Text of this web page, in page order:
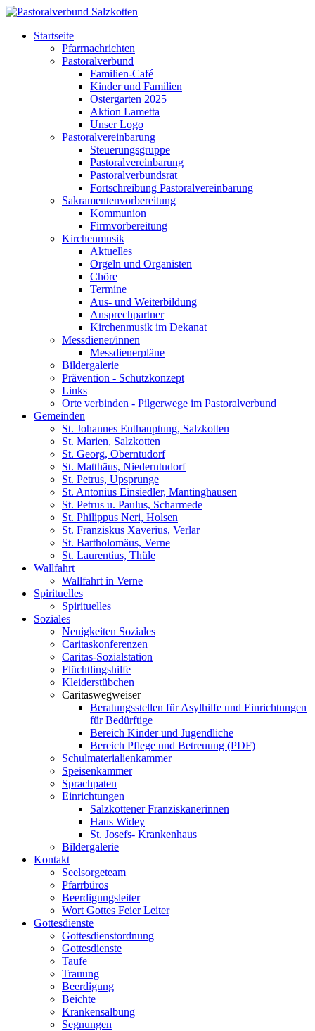
Startseite
Pfarrnachrichten
Pastoralverbund
Familien-Café
Kinder und Familien
Ostergarten 2025
Aktion Lametta
Unser Logo
Pastoralvereinbarung
Steuerungsgruppe
Pastoralvereinbarung
Pastoralverbundsrat
Fortschreibung Pastoralvereinbarung
Sakramentenvorbereitung
Kommunion
Firmvorbereitung
Kirchenmusik
Aktuelles
Orgeln und Organisten
Chöre
Termine
Aus- und Weiterbildung
Ansprechpartner
Kirchenmusik im Dekanat
Messdiener/innen
Messdienerpläne
Bildergalerie
Prävention - Schutzkonzept
Links
Orte verbinden - Pilgerwege im Pastoralverbund
Gemeinden
St. Johannes Enthauptung, Salzkotten
St. Marien, Salzkotten
St. Georg, Oberntudorf
St. Matthäus, Niederntudorf
St. Petrus, Upsprunge
St. Antonius Einsiedler, Mantinghausen
St. Petrus u. Paulus, Scharmede
St. Philippus Neri, Holsen
St. Franziskus Xaverius, Verlar
St. Bartholomäus, Verne
St. Laurentius, Thüle
Wallfahrt
Wallfahrt in Verne
Spirituelles
Spirituelles
Soziales
Neuigkeiten Soziales
Caritaskonferenzen
Caritas-Sozialstation
Flüchtlingshilfe
Kleiderstübchen
Caritaswegweiser
Beratungsstellen für Asylhilfe und Einrichtungen
für Bedürftige
Bereich Kinder und Jugendliche
Bereich Pflege und Betreuung (PDF)
Schulmaterialienkammer
Speisenkammer
Sprachpaten
Einrichtungen
Salzkottener Franziskanerinnen
Haus Widey
St. Josefs- Krankenhaus
Bildergalerie
Kontakt
Seelsorgeteam
Pfarrbüros
Beerdigungsleiter
Wort Gottes Feier Leiter
Gottesdienste
Gottesdienstordnung
Gottesdienste
Taufe
Trauung
Beerdigung
Beichte
Krankensalbung
Segnungen